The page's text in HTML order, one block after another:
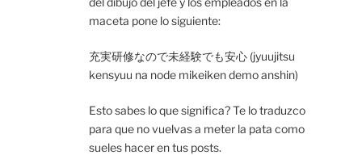
maceta pone lo siguiente:
充実研修なので未経験でも安心 (jyuujitsu
kensyuu na node mikeiken demo anshin)
Esto sabes lo que significa? Te lo traduzco
para que no vuelvas a meter la pata como
sueles hacer en tus posts.